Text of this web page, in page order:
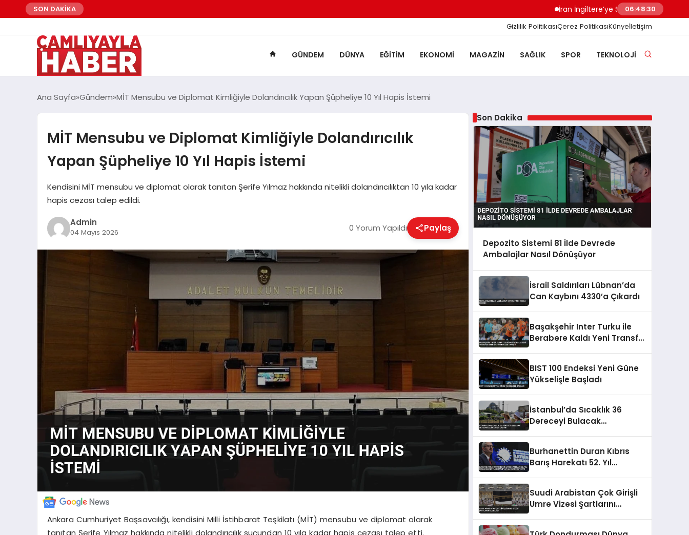
SON DAKİKA İran İngiltere’ye Sert Uyardı Saldırı Üssü
06:48:31
Gizlilik PolitikasıÇerez PolitikasıKünyeİletişim
GÜNDEM DÜNYA EĞITIM EKONOMI MAGAZIN SAĞLIK SPOR TEKNOLOJI
Ana Sayfa Gündem MİT Mensubu ve Diplomat Kimliğiyle Dolandırıcılık Yapan Şüpheliye 10 Yıl Hapis İstemi
MİT Mensubu ve Diplomat Kimliğiyle Dolandırıcılık
Yapan Şüpheliye 10 Yıl Hapis İstemi
Kendisini MİT mensubu ve diplomat olarak tanıtan Şerife Yılmaz hakkında nitelikli dolandırıcılıktan 10 yıla kadar
hapis cezası talep edildi.
Admin
04 Mayıs 2026 0 Yorum Yapıldı Paylaş
Ankara Cumhuriyet Başsavcılığı, kendisini Milli İstihbarat Teşkilatı (MİT) mensubu ve diplomat olarak
tanıtan Şerife Yılmaz hakkında nitelikli dolandırıcılık suçundan 10 yıla kadar hapis cezası talep etti.
Son Dakika
Depozito Sistemi 81 İlde Devrede
Ambalajlar Nasıl Dönüşüyor
İsrail Saldırıları Lübnan’da
Can Kaybını 4330’a Çıkardı
Başakşehir Inter Turku ile
Berabere Kaldı Yeni Transfer
BIST 100 Endeksi Yeni Güne
Yükselişle Başladı
İstanbul’da Sıcaklık 36
Dereceyi Bulacak
Burhanettin Duran Kıbrıs
Barış Harekatı 52. Yıl
Suudi Arabistan Çok Girişli
Umre Vizesi Şartlarını